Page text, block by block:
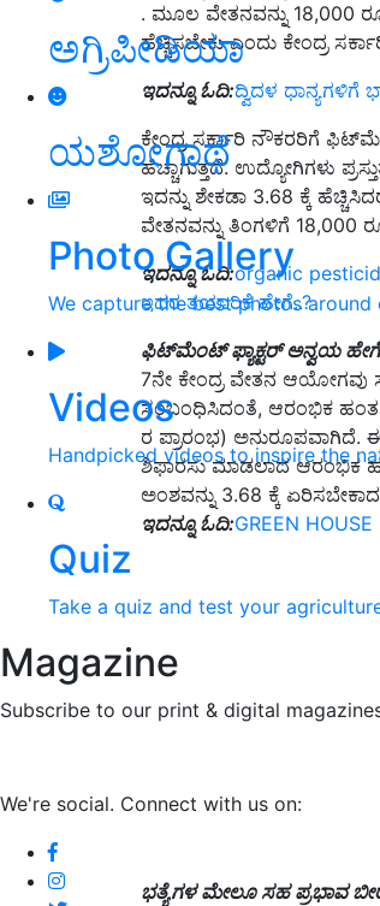
ಅಗ್ರಿಪೀಡಿಯಾ
ಯಶೋಗಾಥೆ
Photo Gallery
We capture the best photos
Videos
Handpicked videos to inspire the
Quiz
Take a quiz and test your
Magazine
Subscribe to our print & digital
We're social. Connect with us on:
. ಮೂಲ ವೇತನವನ್ನು 18,000
ಹೆಚ್ಚಿಸಬೇಕು ಎಂದು ಕೇಂದ್ರ
ಇದನ್ನೂ ಓದಿ:ದ್ವಿದಳ ಧಾನ್ಯಗಳಿಗೆ
ಕೇಂದ್ರ ಸರ್ಕಾರಿ ನೌಕರರಿಗೆ
ಹೆಚ್ಚಾಗುತ್ತದೆ. ಉದ್ಯೋಗಿಗಳು
ಇದನ್ನು ಶೇಕಡಾ 3.68 ಕ್ಕೆ
ವೇತನವನ್ನು ತಿಂಗಳಿಗೆ 18,000
ಇದನ್ನೂ ಓದಿ:organic
ಇದರ ತಯಾರಿಕೆ ಹೇಗೆ..?
ಫಿಟ್‌ಮೆಂಟ್ ಫ್ಯಾಕ್ಟರ್ ಅನ್ವಯ
7ನೇ ಕೇಂದ್ರ ವೇತನ ಆಯೋಗವು
ಸಂಬಂಧಿಸಿದಂತೆ, ಆರಂಭಿಕ
ರ ಪ್ರಾರಂಭ) ಅನುರೂಪವಾಗಿದೆ.
ಶಿಫಾರಸು ಮಾಡಲಾದ ಆರಂಭಿಕ
ಅಂಶವನ್ನು 3.68 ಕ್ಕೆ
ಇದನ್ನೂ ಓದಿ:GREEN
ಭತ್ಯೆಗಳ ಮೇಲೂ ಸಹ ಪ್ರಭಾವ